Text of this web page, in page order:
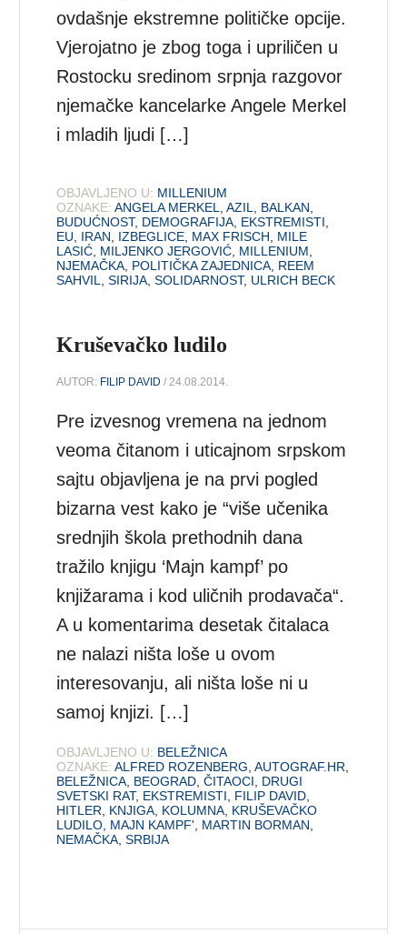
ovdašnje ekstremne političke opcije.
Vjerojatno je zbog toga i upriličen u
Rostocku sredinom srpnja razgovor
njemačke kancelarke Angele Merkel
i mladih ljudi […]
OBJAVLJENO U: MILLENIUM
OZNAKE: ANGELA MERKEL ,AZIL BALKAN
BUDUĆNOST, DEMOGRAFIJA EKSTREMISTI
EU
IRAN IZBEGLICE MAX FRISCH
MILE
LASIĆ MILJENKO JERGOVIĆ MILLENIUM
NJEMAČKA POLITIČKA ZAJEDNICA REEM
SAHVIL
,SIRIJA ,SOLIDARNOST, ULRICH BECK
Kruševačko ludilo
AUTOR: FILIP DAVID / 24.08.2014.
Pre izvesnog vremena na jednom
veoma čitanom i uticajnom srpskom
sajtu objavljena je na prvi pogled
bizarna vest kako je “više učenika
srednjih škola prethodnih dana
tražilo knjigu ‘Majn kampf’ po
knjižarama i kod uličnih prodavača“.
A u komentarima desetak čitalaca
ne nalazi ništa loše u ovom
interesovanju, ali ništa loše ni u
samoj knjizi. […]
OBJAVLJENO U: BELEŽNICA
OZNAKE: ALFRED ROZENBERG ,AUTOGRAF.HR
BELEŽNICA BEOGRAD ,ČITAOCI
DRUGI
SVETSKI RAT, EKSTREMISTI FILIP DAVID
HITLER
KNJIGA KOLUMNA KRUŠEVAČKO
LUDILO MAJN KAMPF' MARTIN BORMAN
NEMAČKA ,SRBIJA